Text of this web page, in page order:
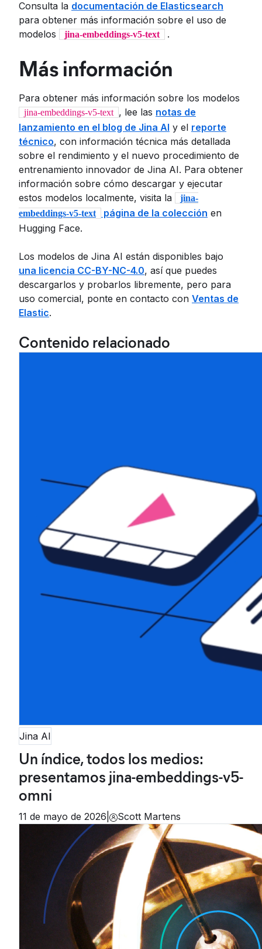
Consulta la documentación de Elasticsearch
para obtener más información sobre el uso de
modelos
jina-embeddings-v5-text .
Más información
Para obtener más información sobre los modelos
jina-embeddings-v5-text , lee las notas de
lanzamiento en el blog de Jina AI y el reporte
técnico, con información técnica más detallada
sobre el rendimiento y el nuevo procedimiento de
entrenamiento innovador de Jina AI. Para obtener
información sobre cómo descargar y ejecutar
estos modelos localmente, visita la
jina-
embeddings-v5-text
página de la colección en
Hugging Face.
Los modelos de Jina AI están disponibles bajo
una licencia CC-BY-NC-4.0, así que puedes
descargarlos y probarlos libremente, pero para
uso comercial, ponte en contacto con Ventas de
Elastic.
Contenido relacionado
Jina AI
Un índice, todos los medios:
presentamos jina-embeddings-v5-
omni
11 de mayo de 2026 Scott Martens